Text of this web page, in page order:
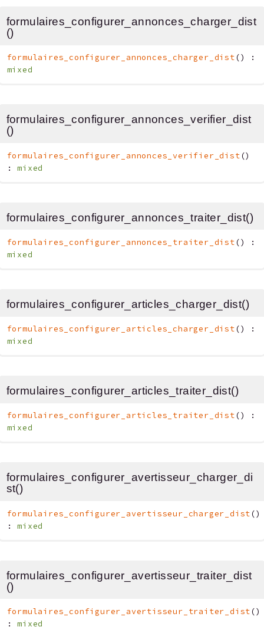
formulaires_configurer_annonces_charger_dist
()
formulaires_configurer_annonces_charger_dist()
:
mixed
formulaires_configurer_annonces_verifier_dist
()
formulaires_configurer_annonces_verifier_dist()
:mixed
formulaires_configurer_annonces_traiter_dist()
formulaires_configurer_annonces_traiter_dist()
:
mixed
formulaires_configurer_articles_charger_dist()
formulaires_configurer_articles_charger_dist()
:
mixed
formulaires_configurer_articles_traiter_dist()
formulaires_configurer_articles_traiter_dist()
:
mixed
formulaires_configurer_avertisseur_charger_di
st()
formulaires_configurer_avertisseur_charger_dist()
:mixed
formulaires_configurer_avertisseur_traiter_dist
()
formulaires_configurer_avertisseur_traiter_dist()
:mixed